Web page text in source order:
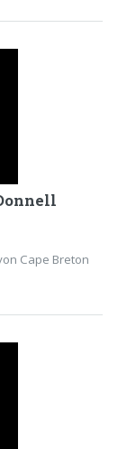
Cape Breton